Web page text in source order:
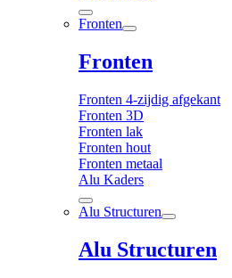
Fronten
Fronten
Fronten 4-zijdig afgekant
Fronten 3D
Fronten lak
Fronten hout
Fronten metaal
Alu Kaders
Alu Structuren
Alu Structuren